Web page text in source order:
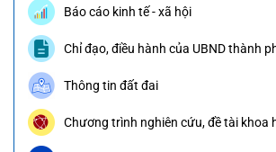
Báo cáo kinh tế - xã hội
Chỉ đạo, điều hành của UBND thành
Thông tin đất đai
Chương trình nghiên cứu, đề tài khoa